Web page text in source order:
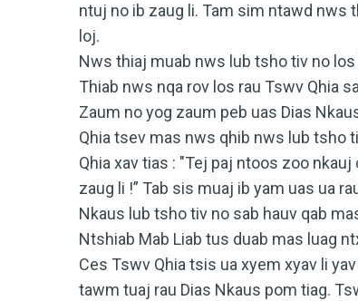
ntuj no ib zaug li. Tam sim ntawd nws
loj.
Nws thiaj muab nws lub tsho tiv no
Thiab nws nqa rov los rau Tswv Qhia
Zaum no yog zaum peb uas Dias
Qhia tsev mas nws qhib nws lub tsho
Qhia xav tias : "Tej paj ntoos zoo
zaug li !” Tab sis muaj ib yam uas ua
Nkaus lub tsho tiv no sab hauv qab
Ntshiab Mab Liab tus duab mas luag
Ces Tswv Qhia tsis ua xyem xyav li
tawm tuaj rau Dias Nkaus pom tiag.